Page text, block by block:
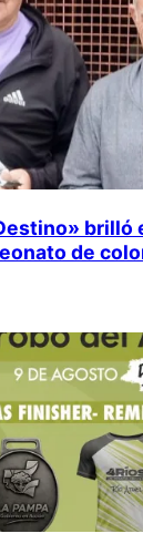
brilló
de